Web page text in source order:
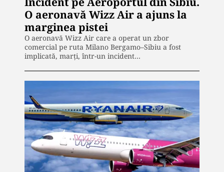
O aeronavă Wizz Air a ajuns la
marginea pistei
O aeronavă Wizz Air care a operat un zbor
comercial pe ruta Milano Bergamo–Sibiu a fost
implicată, marți, într-un incident…